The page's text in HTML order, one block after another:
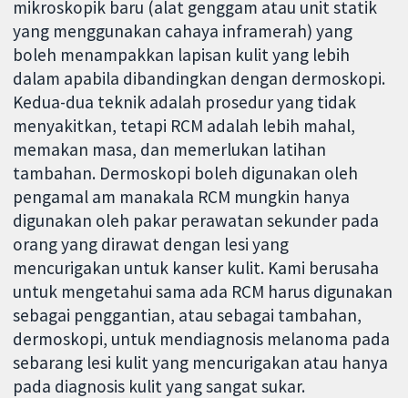
mikroskopik baru (alat genggam atau unit statik
yang menggunakan cahaya inframerah) yang
boleh menampakkan lapisan kulit yang lebih
dalam apabila dibandingkan dengan dermoskopi.
Kedua-dua teknik adalah prosedur yang tidak
menyakitkan, tetapi RCM adalah lebih mahal,
memakan masa, dan memerlukan latihan
tambahan. Dermoskopi boleh digunakan oleh
pengamal am manakala RCM mungkin hanya
digunakan oleh pakar perawatan sekunder pada
orang yang dirawat dengan lesi yang
mencurigakan untuk kanser kulit. Kami berusaha
untuk mengetahui sama ada RCM harus digunakan
sebagai penggantian, atau sebagai tambahan,
dermoskopi, untuk mendiagnosis melanoma pada
sebarang lesi kulit yang mencurigakan atau hanya
pada diagnosis kulit yang sangat sukar.